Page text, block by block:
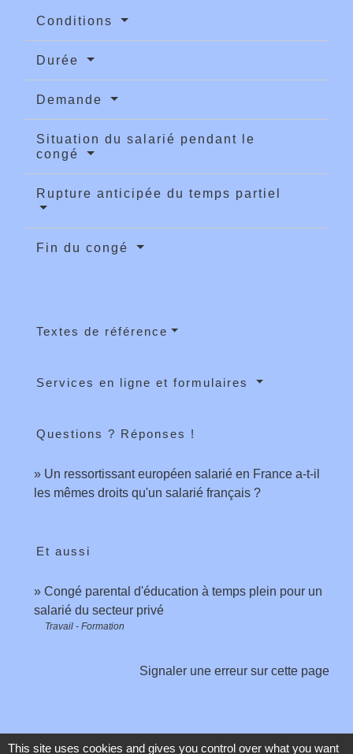
Conditions
Durée
Demande
Situation du salarié pendant le
congé
Rupture anticipée du temps partiel
Fin du congé
Textes de référence
Services en ligne et formulaires
Questions ? Réponses !
Un ressortissant européen salarié en France a-t-il
les mêmes droits qu'un salarié français ?
Et aussi
Congé parental d'éducation à temps plein pour un
salarié du secteur privé
Travail - Formation
Signaler une erreur sur cette page
This site uses cookies and gives you control over what you want